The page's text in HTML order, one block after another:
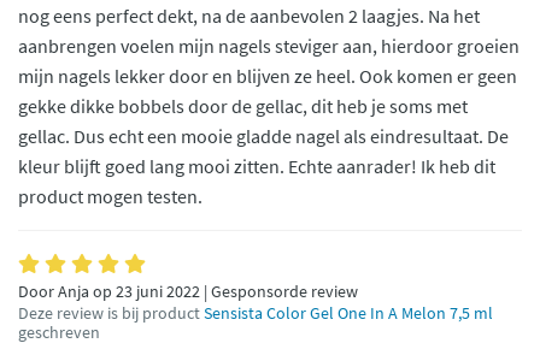
nog eens perfect dekt, na de aanbevolen 2 laagjes. Na het
aanbrengen voelen mijn nagels steviger aan, hierdoor groeien
mijn nagels lekker door en blijven ze heel. Ook komen er geen
gekke dikke bobbels door de gellac, dit heb je soms met
gellac. Dus echt een mooie gladde nagel als eindresultaat. De
kleur blijft goed lang mooi zitten. Echte aanrader! Ik heb dit
product mogen testen.
Door Anja op 23 juni 2022 | Gesponsorde review
Deze review is bij productSensista Color Gel One In A Melon 7,5 ml
geschreven